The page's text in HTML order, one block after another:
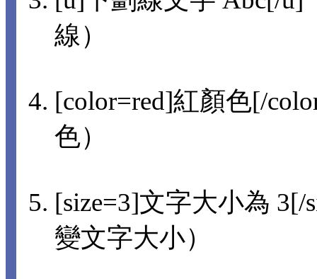
線）
[color=red]紅顏色[/
色）
[size=3]文字大小為
變文字大小）